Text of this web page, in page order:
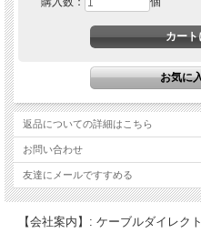
返品についての詳細はこちら
お問い合わせ
友達にメールですすめる
【会社案内】: ケーブルダイレクト